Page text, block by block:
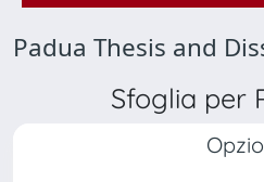
Padua Thesis and
Sfoglia per